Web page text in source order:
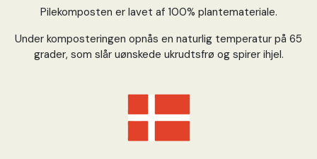
Pilekomposten er lavet af 100% plantemateriale.
Under komposteringen opnås en naturlig temperatur på 65
grader, som slår uønskede ukrudtsfrø og spirer ihjel.